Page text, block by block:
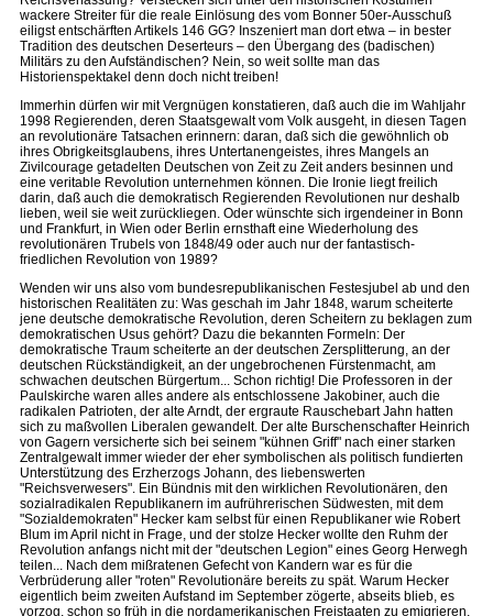
wackere Streiter für die reale Einlösung des vom Bonner 50er-Ausschuß
eiligst entschärften Artikels 146 GG? Inszeniert man dort etwa – in bester
Tradition des deutschen Deserteurs – den Übergang des (badischen)
Militärs zu den Aufständischen? Nein, so weit sollte man das
Historienspektakel denn doch nicht treiben!
Immerhin dürfen wir mit Vergnügen konstatieren, daß auch die im Wahljahr
1998 Regierenden, deren Staatsgewalt vom Volk ausgeht, in diesen Tagen
an revolutionäre Tatsachen erinnern: daran, daß sich die gewöhnlich ob
ihres Obrigkeitsglaubens, ihres Untertanengeistes, ihres Mangels an
Zivilcourage getadelten Deutschen von Zeit zu Zeit anders besinnen und
eine veritable Revolution unternehmen können. Die Ironie liegt freilich
darin, daß auch die demokratisch Regierenden Revolutionen nur deshalb
lieben, weil sie weit zurückliegen. Oder wünschte sich irgendeiner in Bonn
und Frankfurt, in Wien oder Berlin ernsthaft eine Wiederholung des
revolutionären Trubels von 1848/49 oder auch nur der fantastisch-
friedlichen Revolution von 1989?
Wenden wir uns also vom bundesrepublikanischen Festesjubel ab und den
historischen Realitäten zu: Was geschah im Jahr 1848, warum scheiterte
jene deutsche demokratische Revolution, deren Scheitern zu beklagen zum
demokratischen Usus gehört? Dazu die bekannten Formeln: Der
demokratische Traum scheiterte an der deutschen Zersplitterung, an der
deutschen Rückständigkeit, an der ungebrochenen Fürstenmacht, am
schwachen deutschen Bürgertum... Schon richtig! Die Professoren in der
Paulskirche waren alles andere als entschlossene Jakobiner, auch die
radikalen Patrioten, der alte Arndt, der ergraute Rauschebart Jahn hatten
sich zu maßvollen Liberalen gewandelt. Der alte Burschenschafter Heinrich
von Gagern versicherte sich bei seinem "kühnen Griff" nach einer starken
Zentralgewalt immer wieder der eher symbolischen als politisch fundierten
Unterstützung des Erzherzogs Johann, des liebenswerten
"Reichsverwesers". Ein Bündnis mit den wirklichen Revolutionären, den
sozialradikalen Republikanern im aufrührerischen Südwesten, mit dem
"Sozialdemokraten" Hecker kam selbst für einen Republikaner wie Robert
Blum im April nicht in Frage, und der stolze Hecker wollte den Ruhm der
Revolution anfangs nicht mit der "deutschen Legion" eines Georg Herwegh
teilen... Nach dem mißratenen Gefecht von Kandern war es für die
Verbrüderung aller "roten" Revolutionäre bereits zu spät. Warum Hecker
eigentlich beim zweiten Aufstand im September zögerte, abseits blieb, es
vorzog, schon so früh in die nordamerikanischen Freistaaten zu emigrieren,